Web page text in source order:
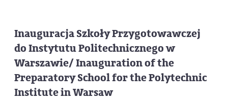
Inauguracja Szkoły Przygotowawczej
do Instytutu Politechnicznego w
Warszawie/ Inauguration of the
Preparatory School for the Polytechnic
Institute in Warsaw